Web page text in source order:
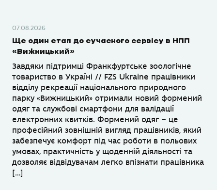
07.08.2026
Ще один етап до сучасного сервісу в НПП
«Вижницький»
Завдяки підтримці Франкфуртське зоологічне
товариство в Україні // FZS Ukraine працівники
відділу рекреації національного природного
парку «Вижницький» отримали новий формений
одяг та службові смартфони для валідації
електронних квитків. Формений одяг – це
професійний зовнішній вигляд працівників, який
забезпечує комфорт під час роботи в польових
умовах, практичність у щоденній діяльності та
дозволяє відвідувачам легко впізнати працівника
[…]